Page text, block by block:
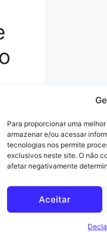
Para proporcionar uma
armazenar e/ou acessar
tecnologias nos permite
exclusivos neste site. O não
afetar negativamente
Aceitar